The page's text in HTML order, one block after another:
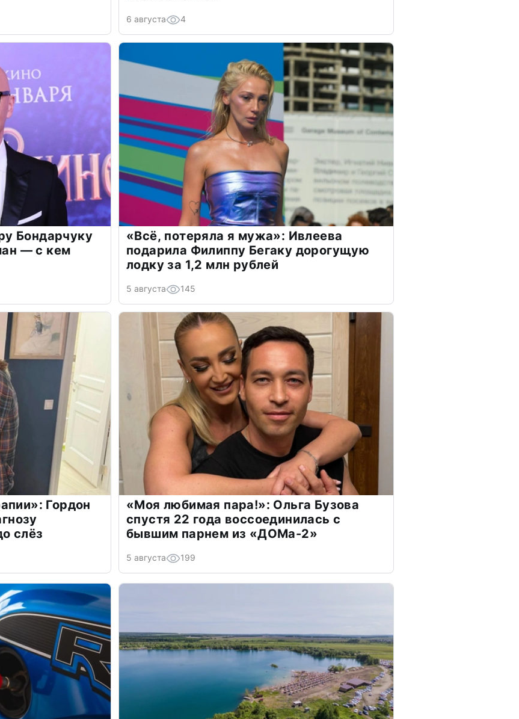
6 августа 4
Бондарчуку
— с кем
«Всё, потеряла я мужа»: Ивлеева
подарила Филиппу Бегаку дорогущую
лодку за 1,2 млн рублей
5 августа 145
Гордон
слёз
«Моя любимая пара!»: Ольга Бузова
спустя 22 года воссоединилась с
бывшим парнем из «ДОМа-2»
5 августа 199